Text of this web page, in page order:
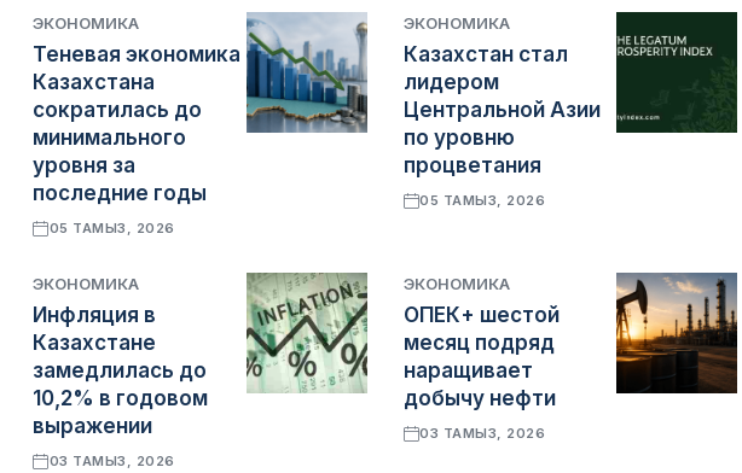
ЭКОНОМИКА
Теневая экономика
Казахстана
сократилась до
минимального
уровня за
последние годы
05 ТАМЫЗ, 2026
ЭКОНОМИКА
Казахстан стал
лидером
Центральной Азии
по уровню
процветания
05 ТАМЫЗ, 2026
ЭКОНОМИКА
Инфляция в
Казахстане
замедлилась до
10,2% в годовом
выражении
03 ТАМЫЗ, 2026
ЭКОНОМИКА
ОПЕК+ шестой
месяц подряд
наращивает
добычу нефти
03 ТАМЫЗ, 2026